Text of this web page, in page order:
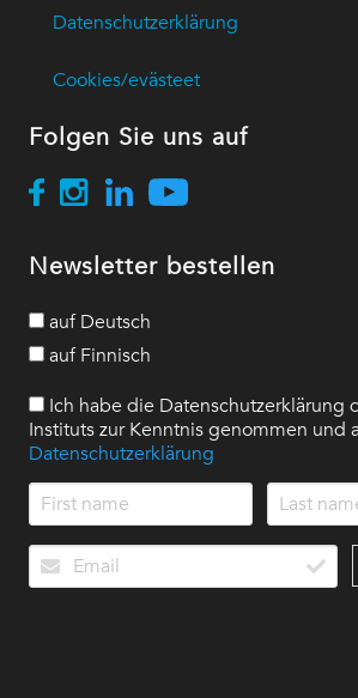
Datenschutzerklärung
Cookies/evästeet
Folgen Sie uns auf
Newsletter bestellen
auf Deutsch
auf Finnisch
Ich habe die Datenschutzerklärung
Instituts zur Kenntnis genommen und
Datenschutzerklärung